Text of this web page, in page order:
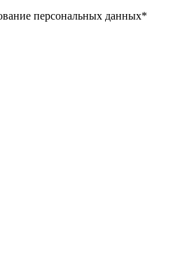
персональных данных*